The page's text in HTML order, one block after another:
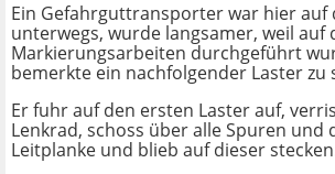
Ein Gefahrguttransporter war hier auf
unterwegs, wurde langsamer, weil auf
Markierungsarbeiten durchgeführt
bemerkte ein nachfolgender Laster zu
Er fuhr auf den ersten Laster auf,
Lenkrad, schoss über alle Spuren und
Leitplanke und blieb auf dieser